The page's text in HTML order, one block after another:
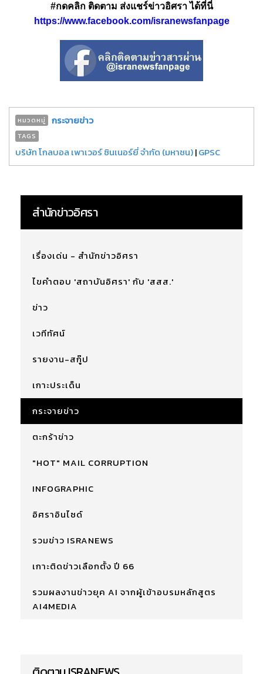
#กดคลิก ติดตาม ส่งแชร์ข่าวอิศรา ได้ที่นี่
https://www.facebook.com/isranewsfanpage
หมวดหมู่ กระจายข่าว
TAGS
บริษัท โกลบอล เพาเวอร์ ซินเนอร์ยี่ จำกัด (มหาชน)|GPSC
สำนักข่าวอิศรา
เรื่องเด่น - สำนักข่าวอิศรา
ไขคำตอบ 'สถาบันอิศรา' กับ 'สสส.'
ข่าว
เวทีทัศน์
รายงาน-สกู๊ป
เกาะประเด็น
กระจายข่าว
ตะกร้าข่าว
"HOT" MAIL CORRUPTION
INFOGRAPHIC
อิศราอินไซด์
รวมข่าว ISRANEWS
เกาะติดข่าวเลือกตั้ง ปี 66
รวมผลงานข่าวยุค AI จากผู้เข้าอบรมหลักสูตร
AI4MEDIA